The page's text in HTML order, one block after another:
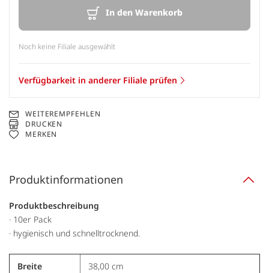
In den Warenkorb
Noch keine Filiale ausgewählt
Verfügbarkeit in anderer Filiale prüfen
WEITEREMPFEHLEN
DRUCKEN
MERKEN
Produktinformationen
Produktbeschreibung
· 10er Pack
· hygienisch und schnelltrocknend.
Breite 38,00 cm